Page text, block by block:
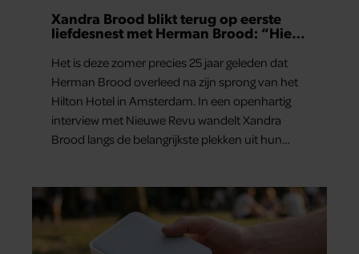
Xandra Brood blikt terug op eerste
liefdesnest met Herman Brood: “Hier
Het is deze zomer precies 25 jaar geleden dat
Herman Brood overleed na zijn sprong van het
Hilton Hotel in Amsterdam. In een openhartig
interview met Nieuwe Revu wandelt Xandra
Brood langs de belangrijkste plekken uit hun
aan herinneringen op. Daar begon hun leven
samen en werd dochter Lola geboren.